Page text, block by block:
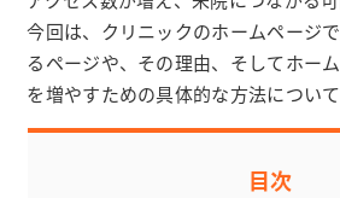
今回は、クリニックのホームページ
るページや、その理由、そしてホー
を増やすための具体的な方法につい
目次